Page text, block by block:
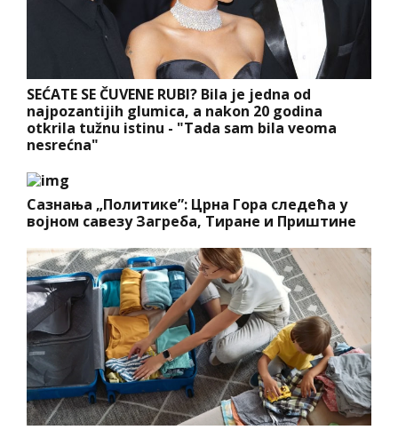
SEĆATE SE ČUVENE RUBI? Bila je jedna od
najpozantijih glumica, a nakon 20 godina
otkrila tužnu istinu - "Tada sam bila veoma
nesrećna"
Сазнања „Политике”: Црна Гора следећа у
војном савезу Загреба, Тиране и Приштине